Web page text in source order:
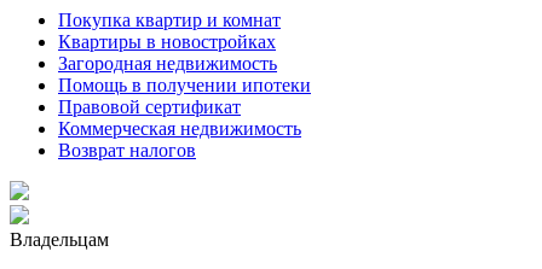
Покупка квартир и комнат
Квартиры в новостройках
Загородная недвижимость
Помощь в получении ипотеки
Правовой сертификат
Коммерческая недвижимость
Возврат налогов
Владельцам